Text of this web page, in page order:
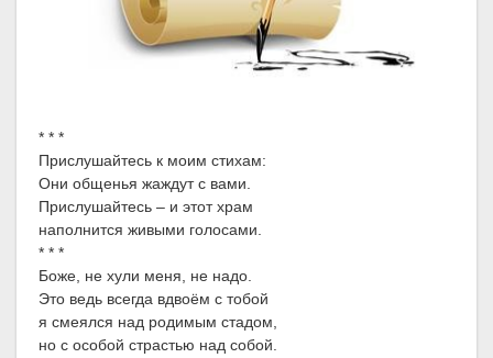
* * *
Прислушайтесь к моим стихам:
Они общенья жаждут с вами.
Прислушайтесь – и этот храм
наполнится живыми голосами.
* * *
Боже, не хули меня, не надо.
Это ведь всегда вдвоём с тобой
я смеялся над родимым стадом,
но с особой страстью над собой.